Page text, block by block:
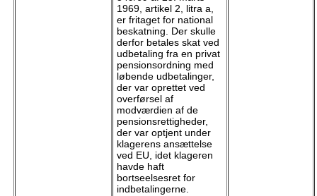
1969, artikel 2, litra a,
er fritaget for national
beskatning. Der skulle
derfor betales skat ved
udbetaling fra en privat
pensionsordning med
løbende udbetalinger,
der var oprettet ved
overførsel af
modværdien af de
pensionsrettigheder,
der var optjent under
klagerens ansættelse
ved EU, idet klageren
havde haft
bortseelsesret for
indbetalingerne.